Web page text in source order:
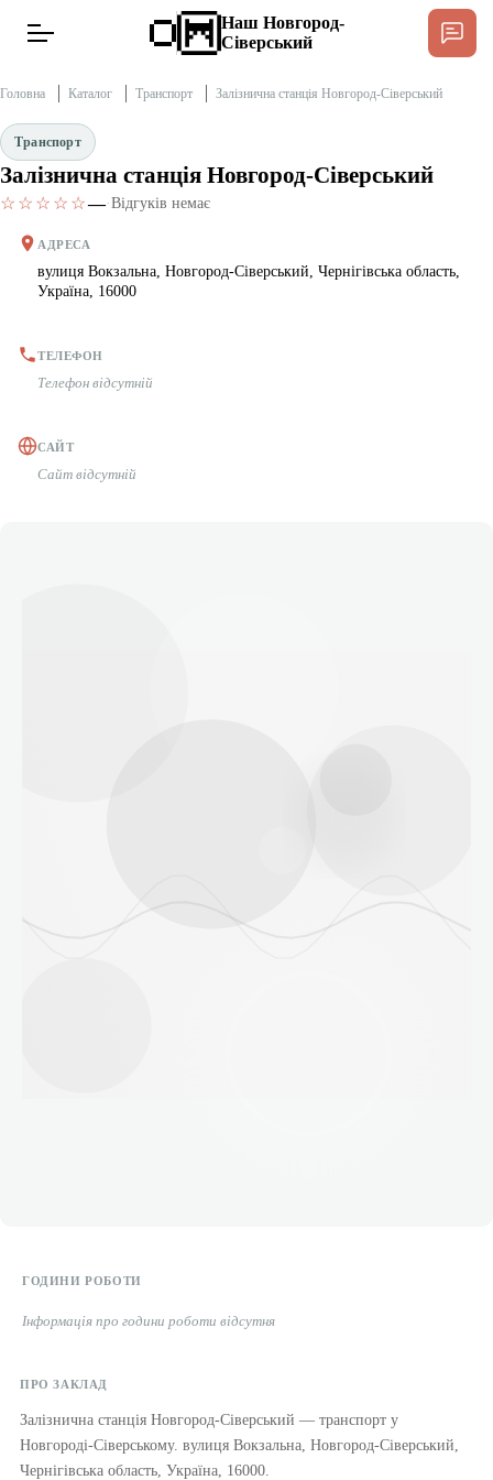
Новини
Тексти
Публікації
Редакційна політика
Наш Новгород-
Сіверський
Головна Каталог Транспорт Залізнична станція Новгород-Сіверський
Транспорт
Залізнична станція Новгород-Сіверський
☆☆☆☆☆—·Відгуків немає
АДРЕСА
вулиця Вокзальна, Новгород-Сіверський, Чернігівська область,
Україна, 16000
ТЕЛЕФОН
Телефон відсутній
САЙТ
Сайт відсутній
ГОДИНИ РОБОТИ
Інформація про години роботи відсутня
ПРО ЗАКЛАД
Залізнична станція Новгород-Сіверський — транспорт у
Новгороді-Сіверському. вулиця Вокзальна, Новгород-Сіверський,
Чернігівська область, Україна, 16000.